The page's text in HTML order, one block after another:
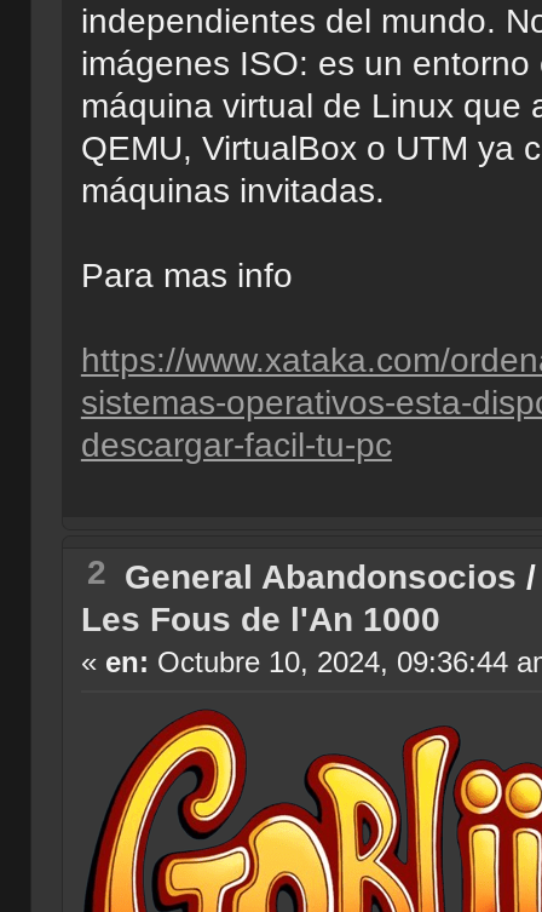
independientes del mundo.
imágenes ISO: es un
máquina virtual de Linux que
QEMU, VirtualBox o UTM ya
máquinas invitadas.
Para mas info
https://www.xataka.com/
sistemas-operativos-esta-
descargar-facil-tu-pc
2 General Abandonsocios
Les Fous de l'An 1000
« en: Octubre 10, 2024, 09:36:44